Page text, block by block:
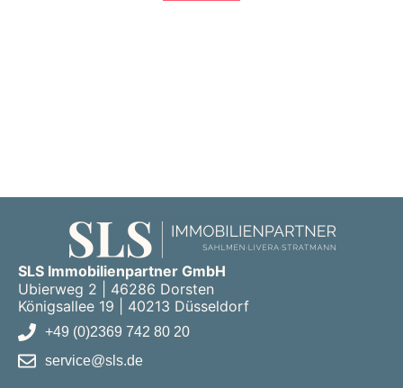
SLS Immobilienpartner GmbH
Ubierweg 2 | 46286 Dorsten
Königsallee 19 | 40213 Düsseldorf
+49 (0)2369 742 80 20
service@sls.de